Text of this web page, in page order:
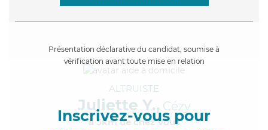
Présentation déclarative du candidat, soumise à
vérification avant toute mise en relation
Inscrivez-vous pour
ALTRUISTE
Juliette Y., Cézy
à 5km de chez Vous